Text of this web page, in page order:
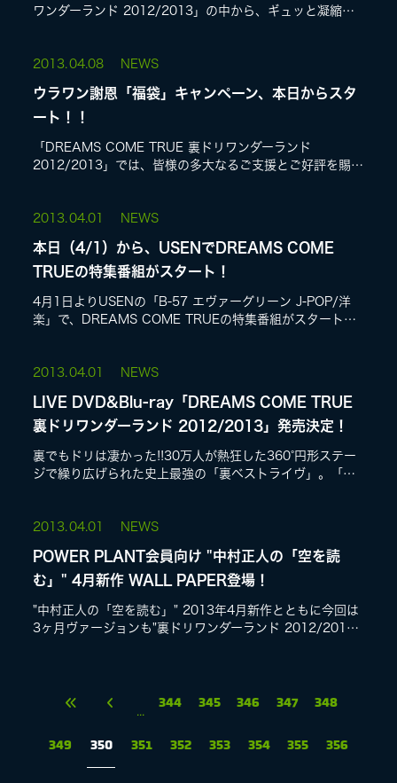
ワンダーランド 2012/2013」の中から、ギュッと凝縮し
2013. 04.08 NEWS
ウラワン謝恩「福袋」キャンペーン、本日からスタ
ート！！
「DREAMS COME TRUE 裏ドリワンダーランド
2012/2013」では、皆様の多大なるご支援とご好評を賜
2013. 04.01 NEWS
本日（4/1）から、USENでDREAMS COME
TRUEの特集番組がスタート！
4月1日よりUSENの「B-57 エヴァーグリーン J-POP/洋
楽」で、DREAMS COME TRUEの特集番組がスタートし
2013. 04.01 NEWS
LIVE DVD&Blu-ray「DREAMS COME TRUE
裏ドリワンダーランド 2012/2013」発売決定！
裏でもドリは凄かった!!30万人が熱狂した360°円形ステー
ジで繰り広げられた史上最強の「裏ベストライヴ」。「ウ
2013. 04.01 NEWS
POWER PLANT会員向け "中村正人の「空を読
む」" 4月新作 WALL PAPER登場！
"中村正人の「空を読む」" 2013年4月新作とともに今回は
3ヶ月ヴァージョンも"裏ドリワンダーランド 2012/2013"
...
344 345 346 347 348
349 350 351 352 353 354 355 356